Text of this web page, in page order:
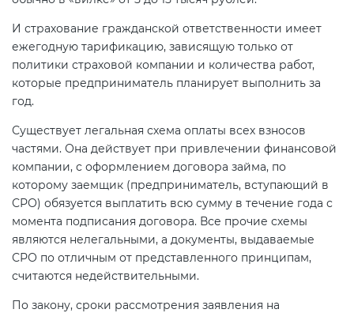
И страхование гражданской ответственности имеет
ежегодную тарификацию, зависящую только от
политики страховой компании и количества работ,
которые предприниматель планирует выполнить за
год.
Существует легальная схема оплаты всех взносов
частями. Она действует при привлечении финансовой
компании, с оформлением договора займа, по
которому заемщик (предприниматель, вступающий в
СРО) обязуется выплатить всю сумму в течение года с
момента подписания договора. Все прочие схемы
являются нелегальными, а документы, выдаваемые
СРО по отличным от представленного принципам,
считаются недействительными.
По закону, сроки рассмотрения заявления на